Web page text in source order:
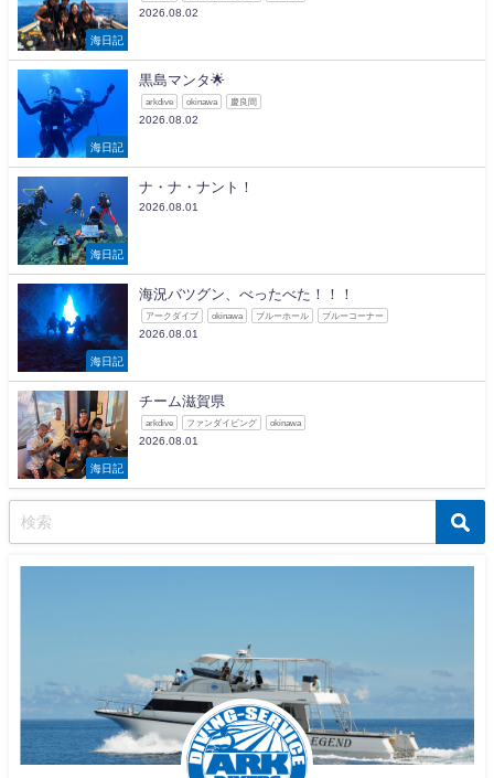
海日記
2026.08.02
海日記
黒島マンタ🌟
arkdive okinawa 慶良間
2026.08.02
海日記
ナ・ナ・ナント！
2026.08.01
海日記
海況バツグン、べったべた！！！
アークダイブ okinawa ブルーホール ブルーコーナー
2026.08.01
海日記
チーム滋賀県
arkdive ファンダイビング okinawa
2026.08.01